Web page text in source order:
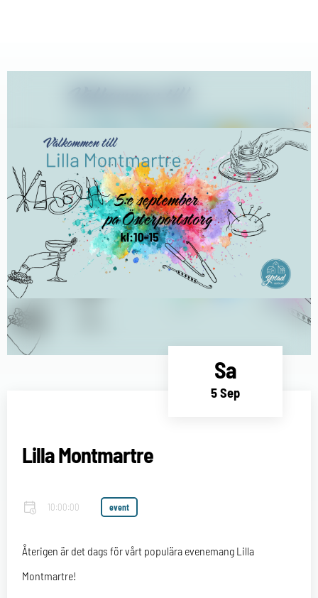
Sa
5 Sep
Lilla Montmartre
10:00:00 event
Återigen är det dags för vårt populära evenemang Lilla
Montmartre!